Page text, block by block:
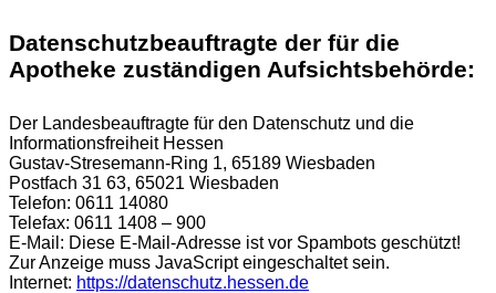
Datenschutzbeauftragte der für die
Apotheke zuständigen Aufsichtsbehörde:
Der Landesbeauftragte für den Datenschutz und die
Informationsfreiheit Hessen
Gustav-Stresemann-Ring 1, 65189 Wiesbaden
Postfach 31 63, 65021 Wiesbaden
Telefon: 0611 14080
Telefax: 0611 1408 – 900
E-Mail: Diese E-Mail-Adresse ist vor Spambots geschützt!
Zur Anzeige muss JavaScript eingeschaltet sein.
Internet: https://datenschutz.hessen.de